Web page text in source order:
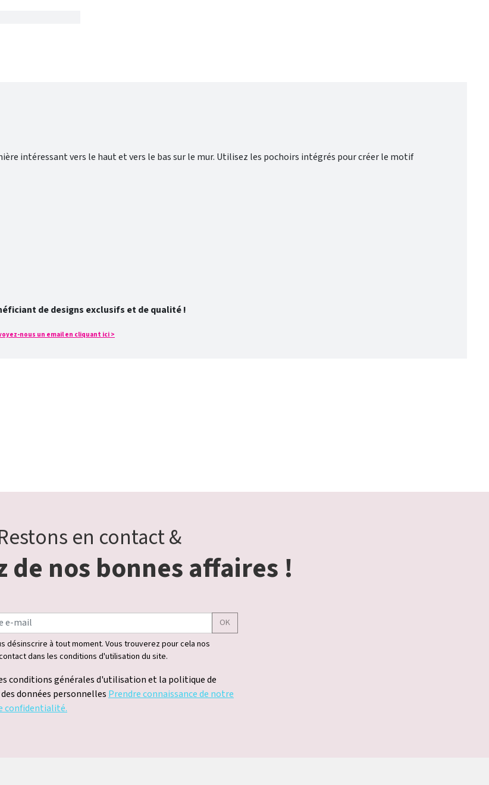
intéressant vers le haut et vers le bas sur le mur. Utilisez les pochoirs intégrés pour créer le motif
de designs exclusifs et de qualité !
nous un email en cliquant ici >
en contact &
de nos bonnes affaires !
OK
désinscrire à tout moment. Vous trouverez pour cela nos
dans les conditions d'utilisation du site.
conditions générales d'utilisation et la politique de
données personnelles Prendre connaissance de notre
confidentialité.